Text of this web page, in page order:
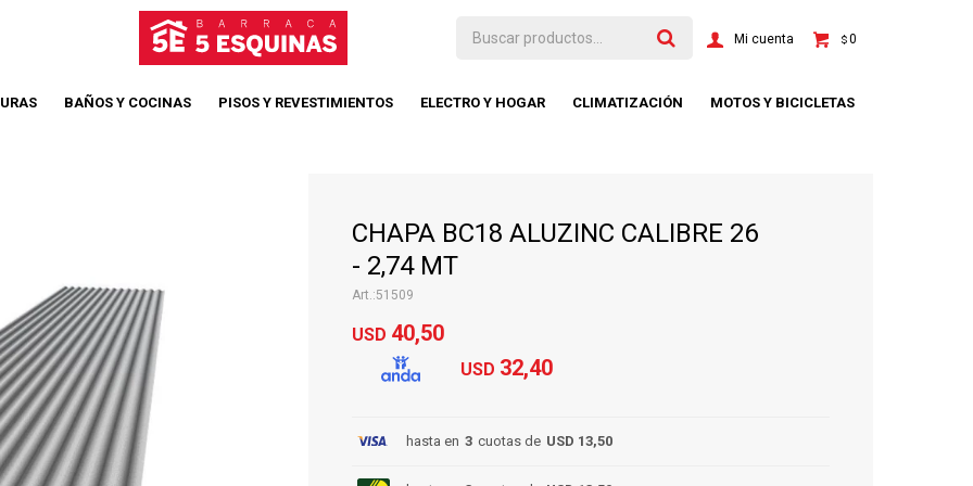
BAÑOS Y COCINAS PISOS Y REVESTIMIENTOS ELECTRO Y HOGAR CLIMATIZACIÓN MOTOS Y BICICLETAS
$0
CHAPA BC18 ALUZINC CALIBRE 26
- 2,74 MT
51509
USD 40,50
USD 32,40
hasta en 3 cuotas de USD 13,50